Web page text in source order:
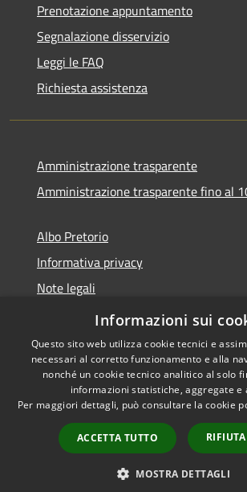
Prenotazione appuntamento
Segnalazione disservizio
Leggi le FAQ
Richiesta assistenza
Amministrazione trasparente
Amministrazione trasparente fino al
Albo Pretorio
Informativa privacy
Note legali
Dichiarazione di accessibilità
Accessibilità
Copyright
Informazioni sui
Questo sito web utilizza cookie tecnici e
necessari al corretto funzionamento e alla
nonché un cookie tecnico analitico al solo
informazioni statistiche, aggregate e
Per maggiori dettagli, può consultare la cookie
ACCETTA TUTTO
MOSTRA DETTAGLI